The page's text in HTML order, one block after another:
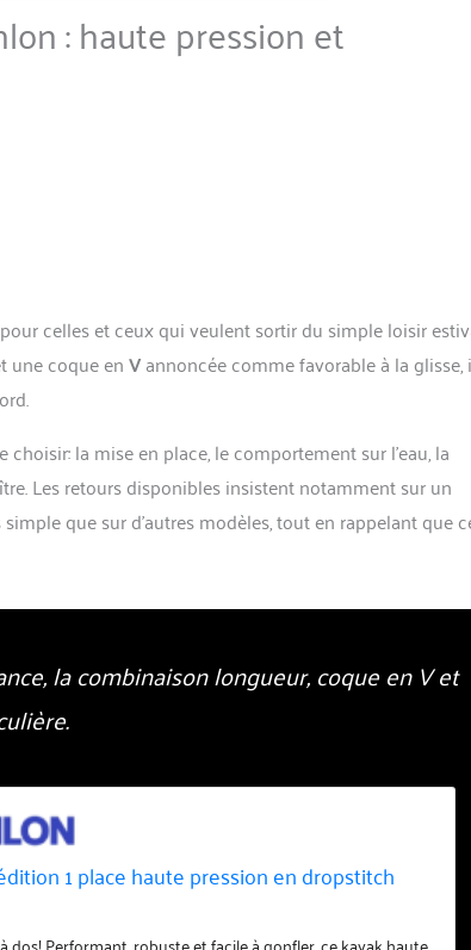
: haute pression et
celles et ceux qui veulent sortir du simple loisir
une coque enVannoncée comme favorable à la glisse,
la mise en place, le comportement sur l’eau, la
Les retours disponibles insistent notamment sur un
que sur d’autres modèles, tout en rappelant que
la combinaison longueur, coque en V et
1 place haute pression en dropstitch